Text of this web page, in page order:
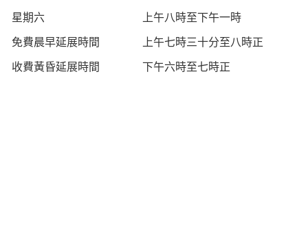
星期六 上午八時至下午一時
免費晨早延展時間 上午七時三十分至八時正
收費黃昏延展時間 下午六時至七時正